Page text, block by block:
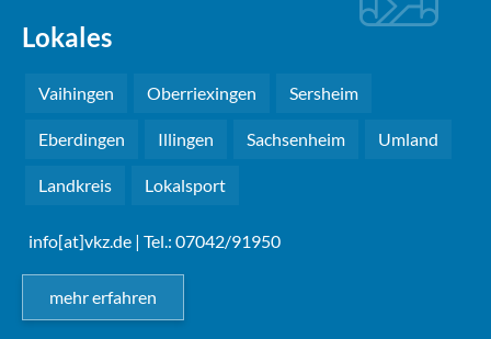
Lokales
Vaihingen Oberriexingen Sersheim
Eberdingen Illingen Sachsenheim Umland
Landkreis Lokalsport
info[at]vkz.de | Tel.: 07042/91950
mehr erfahren